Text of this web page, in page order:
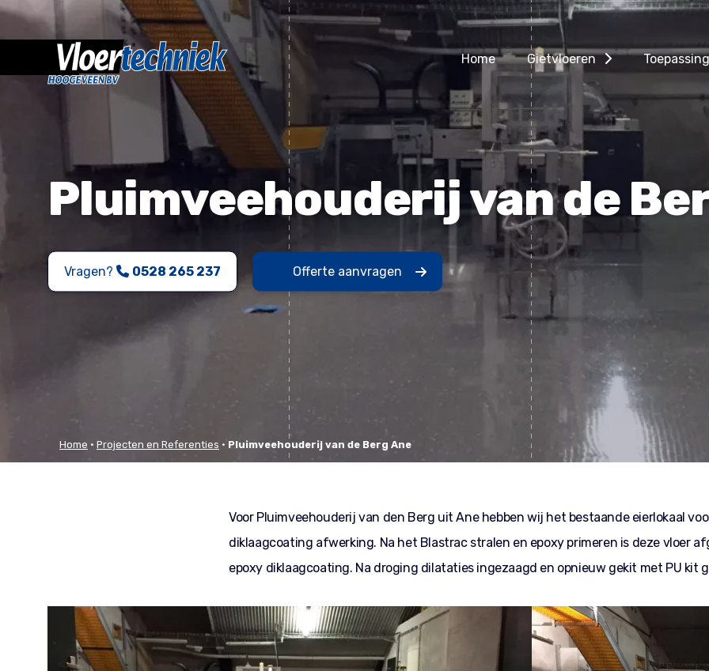
Home Gietvloeren
Pluimveehouderij van de
Vragen? 0528 265 237 Offerte aanvragen
Home • Projecten en Referenties • Pluimveehouderij van de Berg Ane
Voor Pluimveehouderij van den Berg uit Ane hebben wij het bestaande eierlokaal
diklaagcoating afwerking. Na het Blastrac stralen en epoxy primeren is deze vloer
epoxy diklaagcoating. Na droging dilataties ingezaagd en opnieuw gekit met PU kit